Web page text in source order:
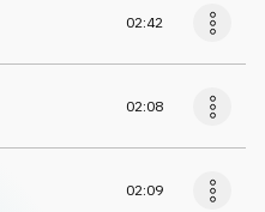
02:42
02:08
02:09